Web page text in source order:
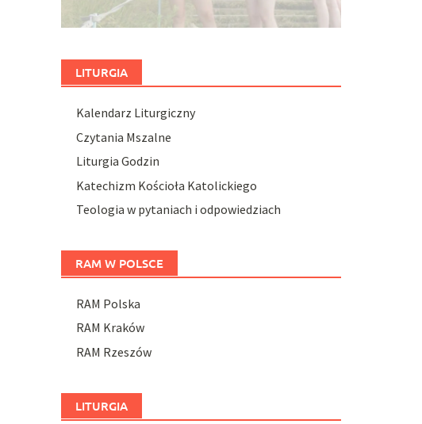
LITURGIA
Kalendarz Liturgiczny
Czytania Mszalne
Liturgia Godzin
Katechizm Kościoła Katolickiego
Teologia w pytaniach i odpowiedziach
RAM W POLSCE
RAM Polska
RAM Kraków
RAM Rzeszów
LITURGIA